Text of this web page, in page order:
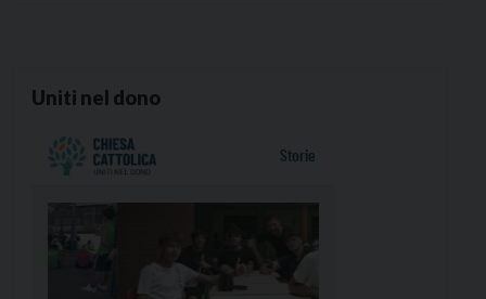
Uniti nel dono